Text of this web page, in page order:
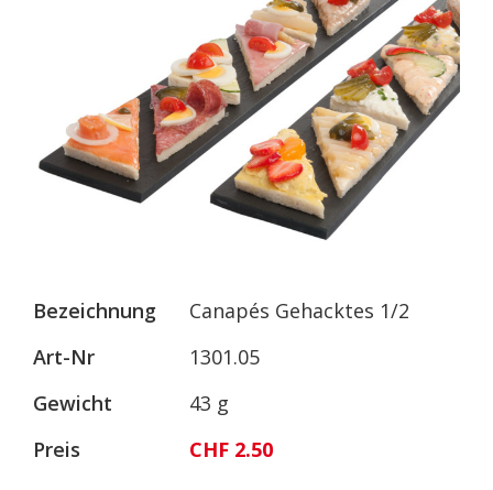
Bezeichnung
Canapés Gehacktes 1/2
Art-Nr
1301.05
Gewicht
43 g
Preis
CHF 2.50